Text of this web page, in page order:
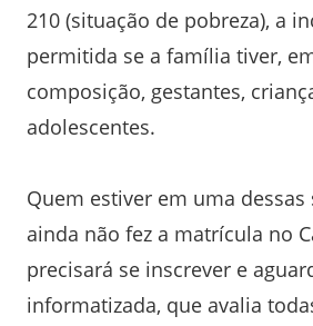
210 (situação de pobreza), a
permitida se a família tiver,
composição, gestantes,
adolescentes.
Quem estiver em uma dessas
ainda não fez a matrícula no
precisará se inscrever e
informatizada, que avalia